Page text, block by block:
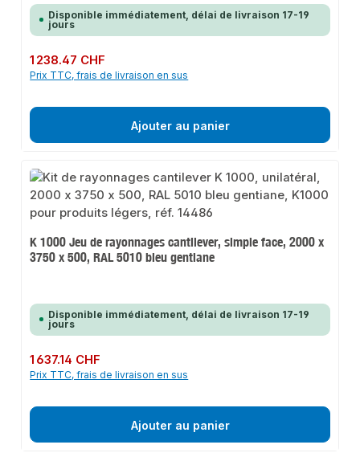
Disponible immédiatement, délai de livraison 17-19
jours
Prix régulier :
1 238.47 CHF
Prix TTC, frais de livraison en sus
Ajouter au panier
K 1000 Jeu de rayonnages cantilever, simple face, 2000 x
3750 x 500, RAL 5010 bleu gentiane
Disponible immédiatement, délai de livraison 17-19
jours
Prix régulier :
1 637.14 CHF
Prix TTC, frais de livraison en sus
Ajouter au panier